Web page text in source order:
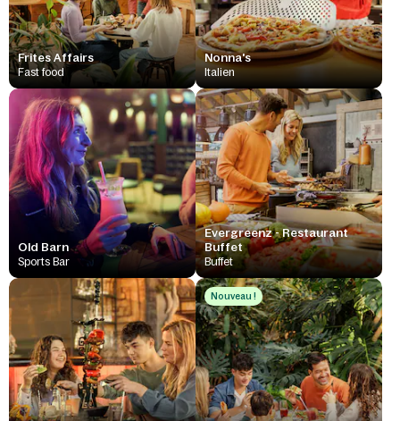
Frites Affairs
Fast food
Nonna's
Italien
Old Barn
Sports Bar
Evergreenz - Restaurant
Buffet
Buffet
Nouveau !